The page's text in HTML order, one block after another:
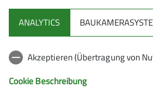
Technik ist alles?!
ANALYTICS
Akzeptieren (Übertragung von
Cookie Beschreibung